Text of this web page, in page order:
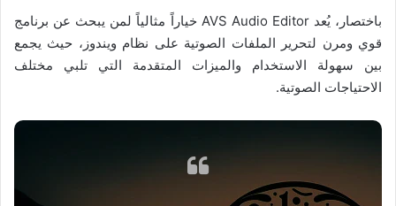
باختصار، يُعد AVS Audio Editor خياراً مثالياً لمن يبحث عن برنامج
قوي ومرن لتحرير الملفات الصوتية على نظام ويندوز، حيث يجمع
بين سهولة الاستخدام والميزات المتقدمة التي تلبي مختلف
الاحتياجات الصوتية.